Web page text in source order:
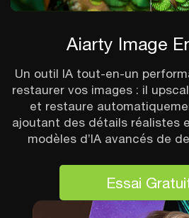
Aiarty Image
Un outil IA tout-en-un
restaurer vos images : il
et restaure
ajoutant des détails réalistes
modèles d’IA avancés de
Essai